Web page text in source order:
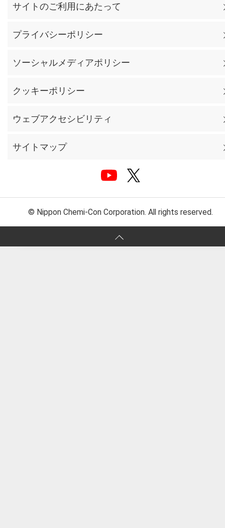
サイトのご利用にあたって
プライバシーポリシー
ソーシャルメディアポリシー
クッキーポリシー
ウェブアクセシビリティ
サイトマップ
© Nippon Chemi-Con Corporation. All rights reserved.